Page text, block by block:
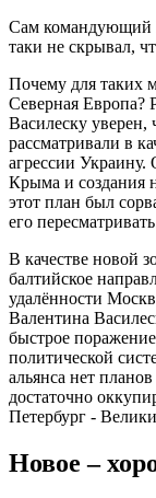
Сам командующий
таки не скрывал,
Почему для таких
Северная Европа?
Василеску уверен,
рассматривали в
агрессии Украину.
Крыма и создания
этот план был
его
В качестве новой
балтийское
удалённости
Валентина
быстрое
политической
альянса нет
достаточно
Петербург -
Новое –